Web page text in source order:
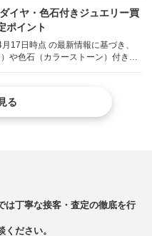
チニアン買取専門店が分かりやすく
body { font-family...
イヤ・色石付きジュエリー買
ポイント
17日時点 の最新情報に基づき、
や色石（カラーストーン）付きの
る
は丁寧な接客・査定の徹底を行
ださい。